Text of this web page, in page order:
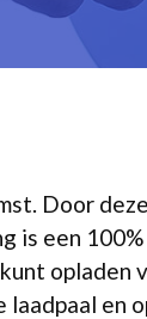
Door
is een
en